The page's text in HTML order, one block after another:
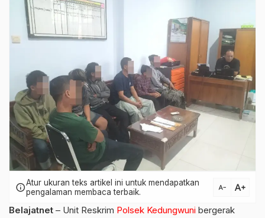
infoAtur ukuran teks artikel ini untuk mendapatkan
pengalaman membaca terbaik.
text_decrease text_increase
Belajatnet – Unit Reskrim Polsek Kedungwuni bergerak